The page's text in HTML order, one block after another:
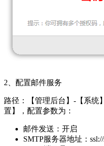
2、配置邮件服务
路径：【管理后台】-【系统
置】，配置参数为：
邮件发送：开启
SMTP服务器地址：ssl://